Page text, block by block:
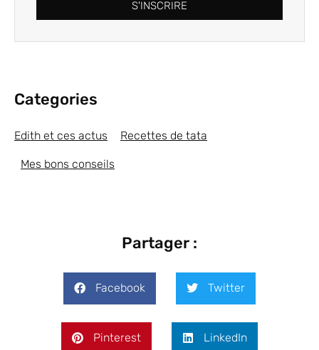
S'INSCRIRE
Categories
Edith et ces actus Recettes de tata
Mes bons conseils
Partager :
Facebook Twitter
Pinterest LinkedIn